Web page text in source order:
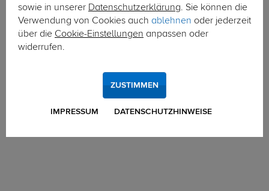
sowie in unserer Datenschutzerklärung. Sie können die
Verwendung von Cookies auch ablehnen oder jederzeit
über die Cookie-Einstellungen anpassen oder
widerrufen.
IMPRESSUM DATENSCHUTZHINWEISE
ZUSTIMMEN